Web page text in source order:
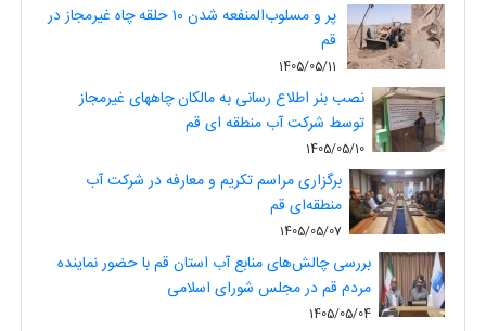
پر و مسلوب‌المنفعه شدن ۱۰ حلقه چاه غیرمجاز در
قم
1405/05/11
نصب بنر اطلاع رسانی به مالکان چاههای غیرمجاز
توسط شرکت آب منطقه ای قم
1405/05/10
برگزاری مراسم تکریم و معارفه در شرکت آب
منطقه‌ای قم
1405/05/07
بررسی چالش‌های منابع آب استان قم با حضور نماینده
مردم قم در مجلس شورای اسلامی
1405/05/04